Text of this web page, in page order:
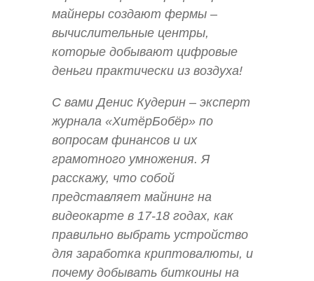
майнеры создают фермы –
вычислительные центры,
которые добывают цифровые
деньги практически из воздуха!
С вами Денис Кудерин – эксперт
журнала «ХитёрБобёр» по
вопросам финансов и их
грамотного умножения. Я
расскажу, что собой
представляет майнинг на
видеокарте в 17-18 годах, как
правильно выбрать устройство
для заработка криптовалюты, и
почему добывать биткоины на